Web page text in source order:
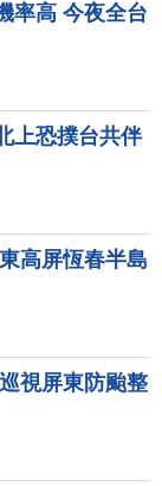
率高 今夜全台
上恐撲台共伴
高屏恆春半島
視屏東防颱整